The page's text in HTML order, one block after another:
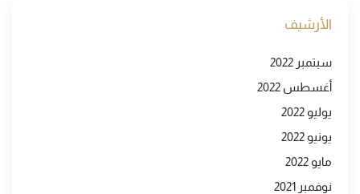
الأرشيف
سبتمبر 2022
أغسطس 2022
يوليو 2022
يونيو 2022
مايو 2022
نوفمبر 2021